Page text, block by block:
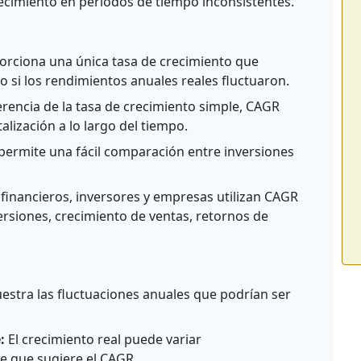
una única tasa de crecimiento que
si los rendimientos anuales reales fluctuaron.
de la tasa de crecimiento simple, CAGR
a lo largo del tiempo.
una fácil comparación entre inversiones
inversores y empresas utilizan CAGR
crecimiento de ventas, retornos de
las fluctuaciones anuales que podrían ser
El crecimiento real puede variar